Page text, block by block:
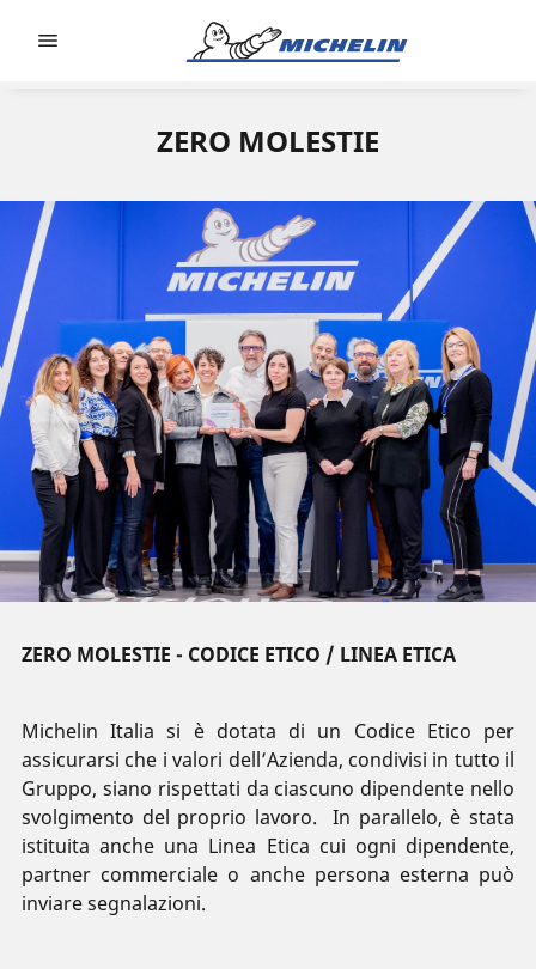
ZERO MOLESTIE
ZERO MOLESTIE - CODICE ETICO / LINEA ETICA
Michelin Italia si è dotata di un Codice Etico per
assicurarsi che i valori dell’Azienda, condivisi in tutto il
Gruppo, siano rispettati da ciascuno dipendente nello
svolgimento del proprio lavoro. In parallelo, è stata
istituita anche una Linea Etica cui ogni dipendente,
partner commerciale o anche persona esterna può
inviare segnalazioni.